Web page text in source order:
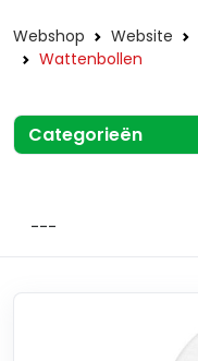
Webshop Website
Wattenbollen
Categorieën